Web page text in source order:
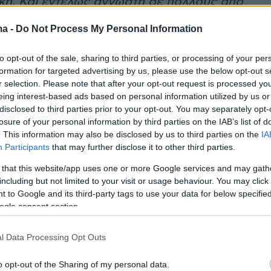
- Do Not Process My Personal Information
opt-out of the sale, sharing to third parties, or processing of your
for targeted advertising by us, please use the below opt-out
selection. Please note that after your opt-out request is processed
interest-based ads based on personal information utilized by us
to third parties prior to your opt-out. You may separately
of your personal information by third parties on the IAB’s list of
This information may also be disclosed by us to third parties on the
Participants that may further disclose it to other third parties.
that this website/app uses one or more Google services and may
but not limited to your visit or usage behaviour. You may
to Google and its third-party tags to use your data for below
consent section.
Data Processing Opt Outs
opt-out of the Sharing of my personal data.
με το πρότζεκτ δήλωσε η επικεφαλής
σειρών του TV4 και του C More
έχει κάποιου είδους σχέση με το παλάτι
του. Αυτή είναι μια ενδιαφέρουσα ευκαιρία
νέες διαστάσεις στην ιστορία του
τόνισε.
. Ανέλαβε τον θρόνο όταν ήταν μόλις 27 ετών,